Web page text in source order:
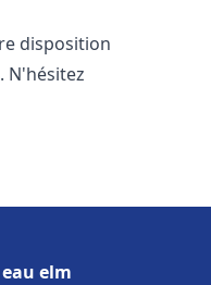
disposition
. N'hésitez
elm